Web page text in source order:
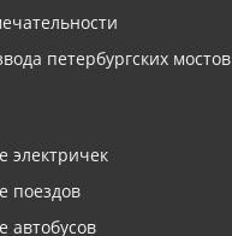
петербургских мостов
электричек
поездов
автобусов